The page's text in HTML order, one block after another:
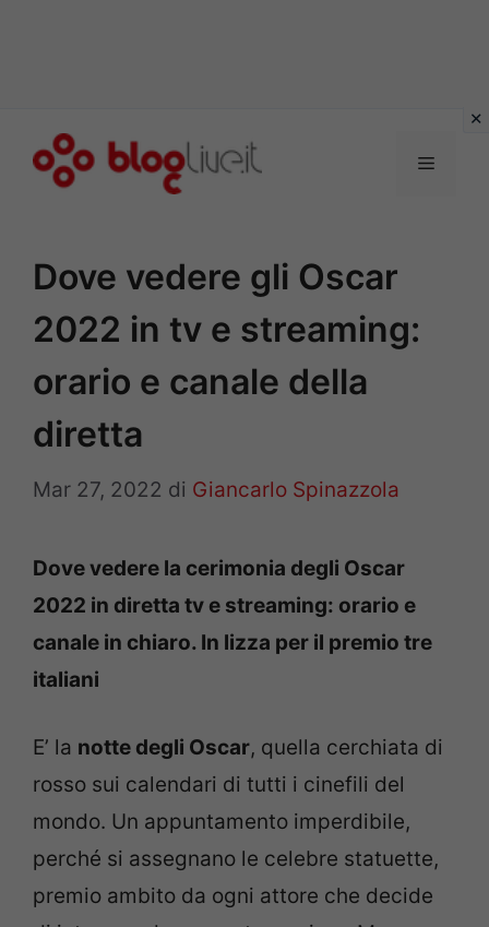
Menu
Dove vedere gli Oscar
2022 in tv e streaming:
orario e canale della
diretta
Mar 27, 2022 di Giancarlo Spinazzola
Dove vedere la cerimonia degli Oscar
2022 in diretta tv e streaming: orario e
canale in chiaro. In lizza per il premio tre
italiani
E’ la notte degli Oscar, quella cerchiata di
rosso sui calendari di tutti i cinefili del
mondo. Un appuntamento imperdibile,
perché si assegnano le celebre statuette,
premio ambito da ogni attore che decide